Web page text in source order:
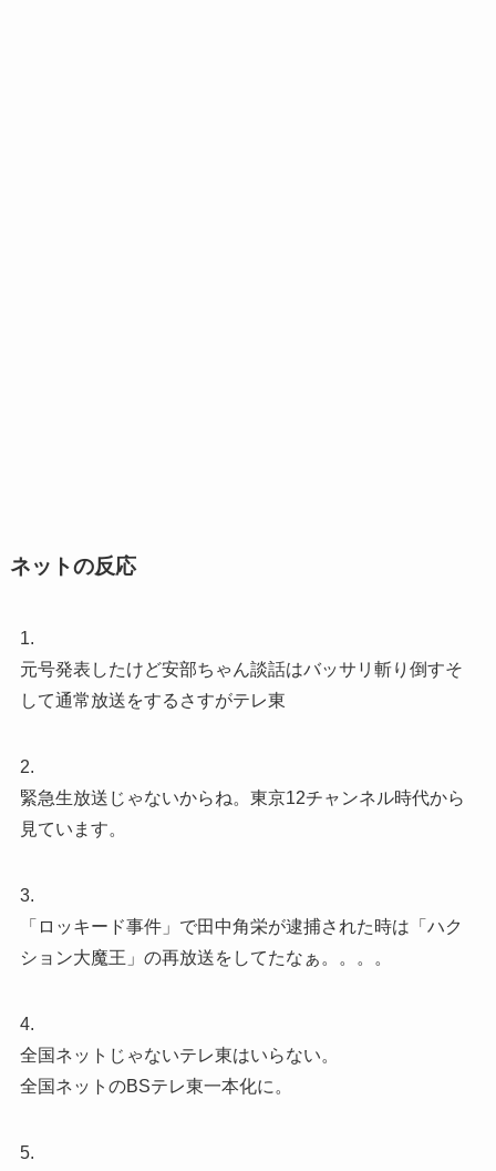
ネットの反応
1.
元号発表したけど安部ちゃん談話はバッサリ斬り倒すそ
して通常放送をするさすがテレ東
2.
緊急生放送じゃないからね。東京12チャンネル時代から
見ています。
3.
「ロッキード事件」で田中角栄が逮捕された時は「ハク
ション大魔王」の再放送をしてたなぁ。。。。
4.
全国ネットじゃないテレ東はいらない。
全国ネットのBSテレ東一本化に。
5.